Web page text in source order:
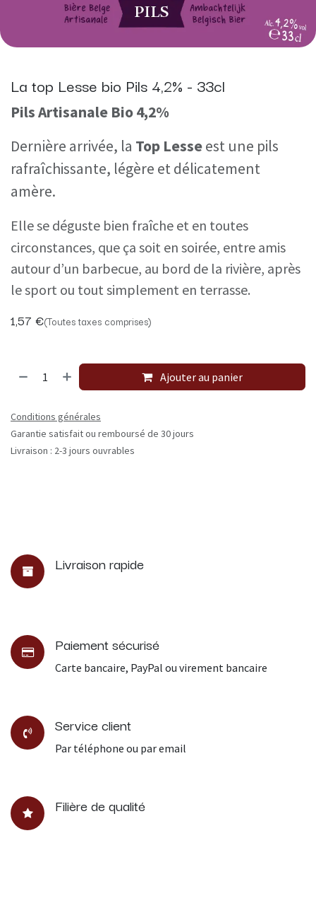
La top Lesse bio Pils 4,2% - 33cl
Pils Artisanale Bio 4,2%
Dernière arrivée, la Top Lesseest une pils
rafraîchissante, légère et délicatement
amère.
Elle se déguste bien fraîche et en toutes
circonstances, que ça soit en soirée, entre amis
autour d’un barbecue, au bord de la rivière, après
le sport ou tout simplement en terrasse.
1,57 €(Toutes taxes comprises)
Ajouter au panier
Conditions générales
Garantie satisfait ou remboursé de 30 jours
Livraison : 2-3 jours ouvrables
Livraison rapide
Paiement sécurisé
Carte bancaire, PayPal ou virement bancaire
Service client
Par téléphone ou par email
Filière de qualité